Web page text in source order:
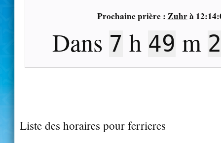
Prochaine prière : Zuhrà
Dans 7 h 49 m
Liste des horaires pour ferrieres